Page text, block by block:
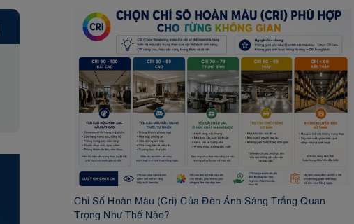
Chỉ Số Hoàn Màu (Cri) Của Đèn Ánh Sáng Trắng Quan
Trọng Như Thế Nào?